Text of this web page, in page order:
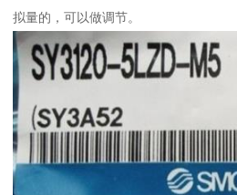
拟量的，可以做调节。